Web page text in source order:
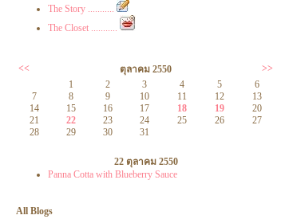
The Story ...........
The Closet ...........
<< ตุลาคม 2550
>>
1
2 3 4 5
6
7
8 9 10 11 12
13
14
15 16 17 18 19
20
21
22 23 24 25 26
27
28
29 30 31
22 ตุลาคม 2550
Panna Cotta with Blueberry Sauce
All Blogs